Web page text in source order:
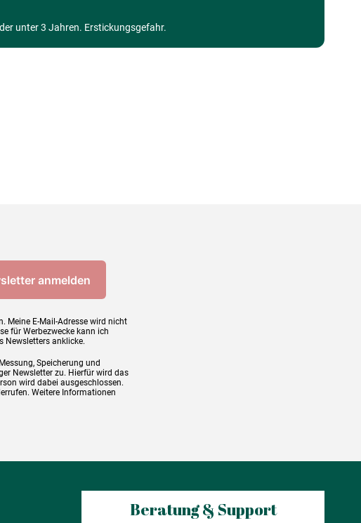
Puzzle für Erwachsene (500 bis 48000 Teile)
unter 3 Jahren. Erstickungsgefahr.
Meine E-Mail-Adresse wird nicht
für Werbezwecke kann ich
Newsletters anklicke.
Speicherung und
Newsletter zu. Hierfür wird das
wird dabei ausgeschlossen.
Weitere Informationen
Beratung & Support